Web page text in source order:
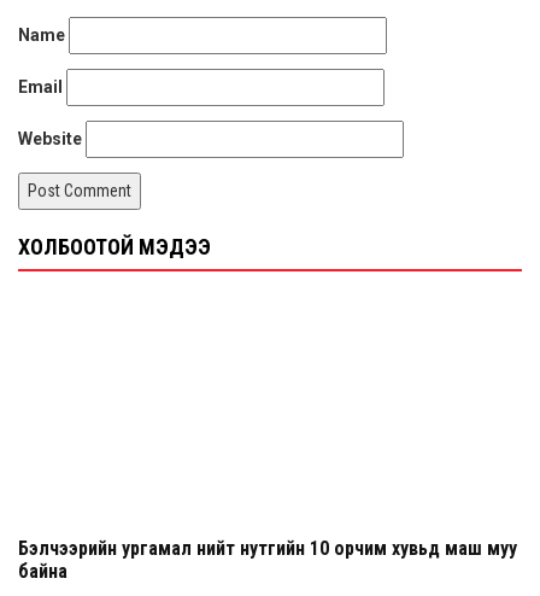
Name
Email
Website
ХОЛБООТОЙ МЭДЭЭ
Бэлчээрийн ургамал нийт нутгийн 10 орчим хувьд маш муу
байна